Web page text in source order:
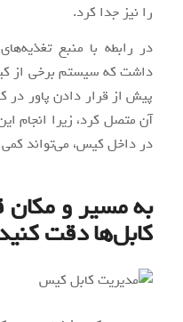
را نیز جدا کرد.
در رابطه با منبع‌
داشت که سیستم‌ برخی از
پیش از قرار دادن پاور در
آن متصل کرد، زیرا انجام
در داخل کیس، می‌تواند
به مسیر و مکان
کابل‌ها دقت